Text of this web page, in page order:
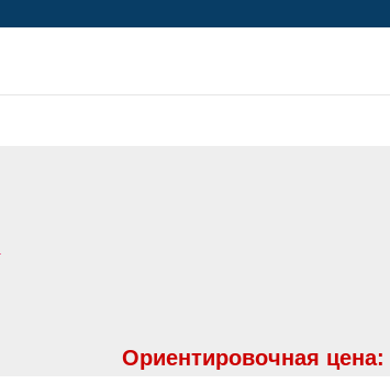
Ориентировочная цена: